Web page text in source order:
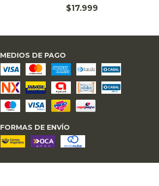
$17.999
MEDIOS DE PAGO
FORMAS DE ENVÍO